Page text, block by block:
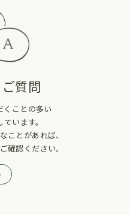
質問
くことの多い
います。
ことがあれば、
確認ください。